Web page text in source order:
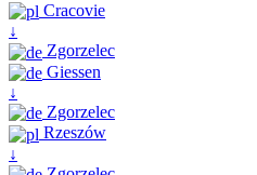
Cracovie
↓
Zgorzelec
Giessen
↓
Zgorzelec
Rzeszów
↓